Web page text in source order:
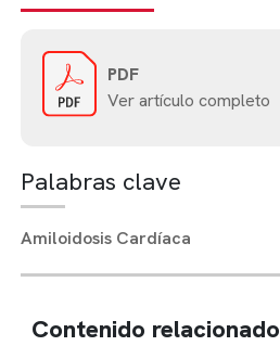
PDF
Ver artículo completo
Palabras clave
Amiloidosis Cardíaca
Contenido relacionado